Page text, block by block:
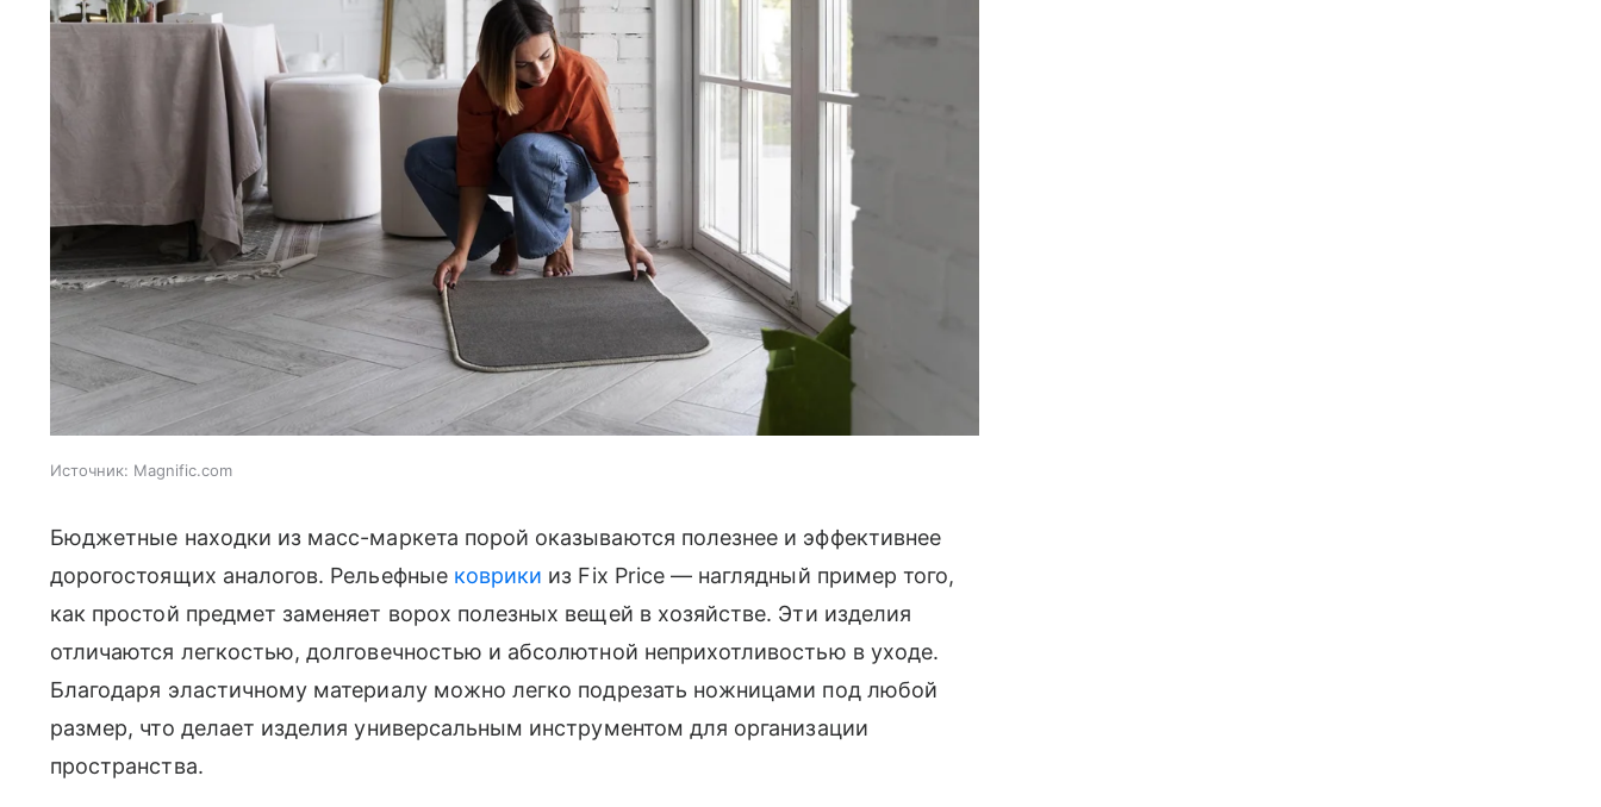
Источник: Magnific.com
Бюджетные находки из масс-маркета порой оказываются полезнее и эффективнее
дорогостоящих аналогов. Рельефные коврики из Fix Price — наглядный пример того,
как простой предмет заменяет ворох полезных вещей в хозяйстве. Эти изделия
отличаются легкостью, долговечностью и абсолютной неприхотливостью в уходе.
Благодаря эластичному материалу можно легко подрезать ножницами под любой
размер, что делает изделия универсальным инструментом для организации
пространства.